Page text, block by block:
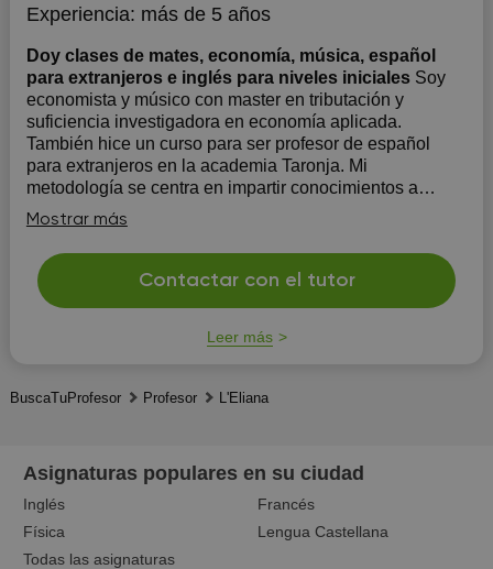
Experiencia: más de 5 años
Doy clases de mates, economía, música, español
para extranjeros e inglés para niveles iniciales Soy
economista y músico con master en tributación y
suficiencia investigadora en economía aplicada.
También hice un curso para ser profesor de español
para extranjeros en la academia Taronja. Mi
metodología se centra en impartir conocimientos a
través de la práctica, centrándome en las necesidades
d...
Mostrar más
Contactar con el tutor
Leer más
BuscaTuProfesor Profesor L'Eliana
Asignaturas populares en su ciudad
Inglés
Francés
Física
Lengua Castellana
Todas las asignaturas